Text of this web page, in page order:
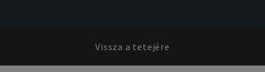
Vissza a tetejére